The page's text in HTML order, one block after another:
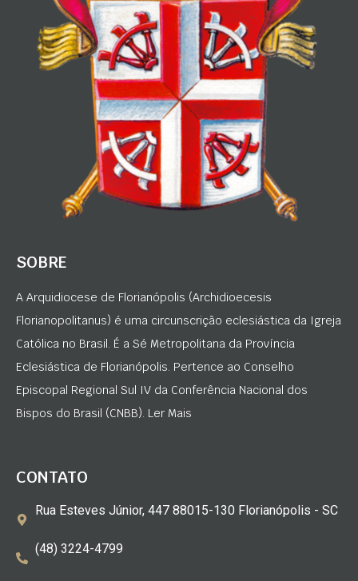
SOBRE
A Arquidiocese de Florianópolis (Archidioecesis
Florianopolitanus) é uma circunscrição eclesiástica da Igreja
Católica no Brasil. É a Sé Metropolitana da Província
Eclesiástica de Florianópolis. Pertence ao Conselho
Episcopal Regional Sul IV da Conferência Nacional dos
Bispos do Brasil (CNBB). Ler Mais
CONTATO
Rua Esteves Júnior, 447 88015-130 Florianópolis - SC
(48) 3224-4799